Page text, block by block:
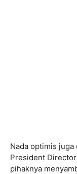
Nada optimis
President
pihaknya